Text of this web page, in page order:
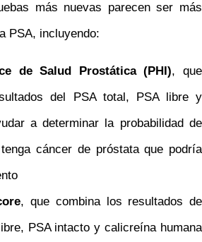
más nuevas parecen ser más
PSA, incluyendo:
de Salud Prostática (PHI), que
del PSA total, PSA libre y
a determinar la probabilidad de
cáncer de próstata que podría
, que combina los resultados de
PSA intacto y calicreína humana